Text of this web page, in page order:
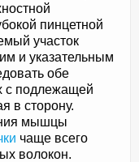
пинцетной
участок
и указательным
обе
с подлежащей
в сторону.
мышцы
чаще всего
волокон.